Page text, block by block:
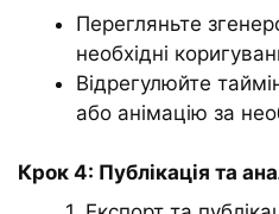
Перегляньте
необхідні
Відрегулюйте
або анімацію за
Крок 4: Публікація та